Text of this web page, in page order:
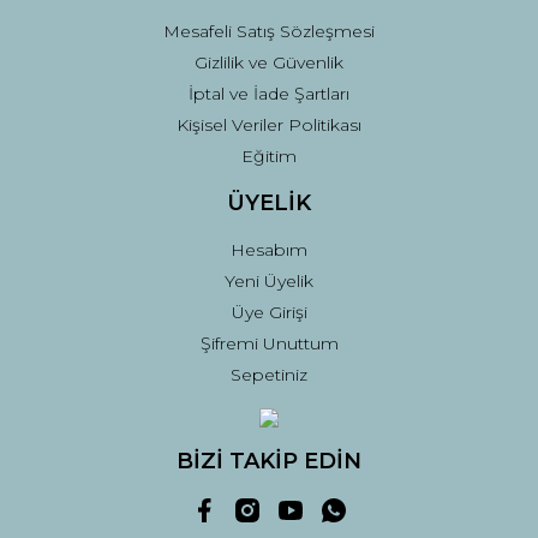
Mesafeli Satış Sözleşmesi
Gizlilik ve Güvenlik
İptal ve İade Şartları
Kişisel Veriler Politikası
Eğitim
ÜYELİK
Hesabım
Yeni Üyelik
Üye Girişi
Şifremi Unuttum
Sepetiniz
BİZİ TAKİP EDİN